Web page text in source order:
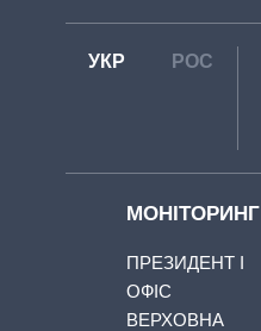
УКР РОС
МОНІТОРИНГ
ПРЕЗИДЕНТ І
ОФІС
ВЕРХОВНА